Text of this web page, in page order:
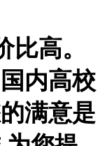
高。
内高校
满意是